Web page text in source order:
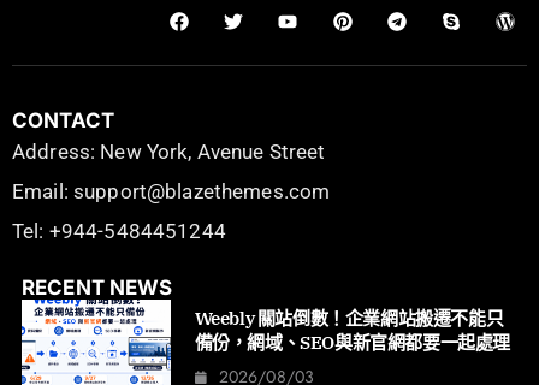
CONTACT
Address: New York, Avenue Street
Email: support@blazethemes.com
Tel: +944-5484451244
RECENT NEWS
Weebly 關站倒數！企業網站搬遷不能只
備份，網域、SEO與新官網都要一起處理
2026/08/03